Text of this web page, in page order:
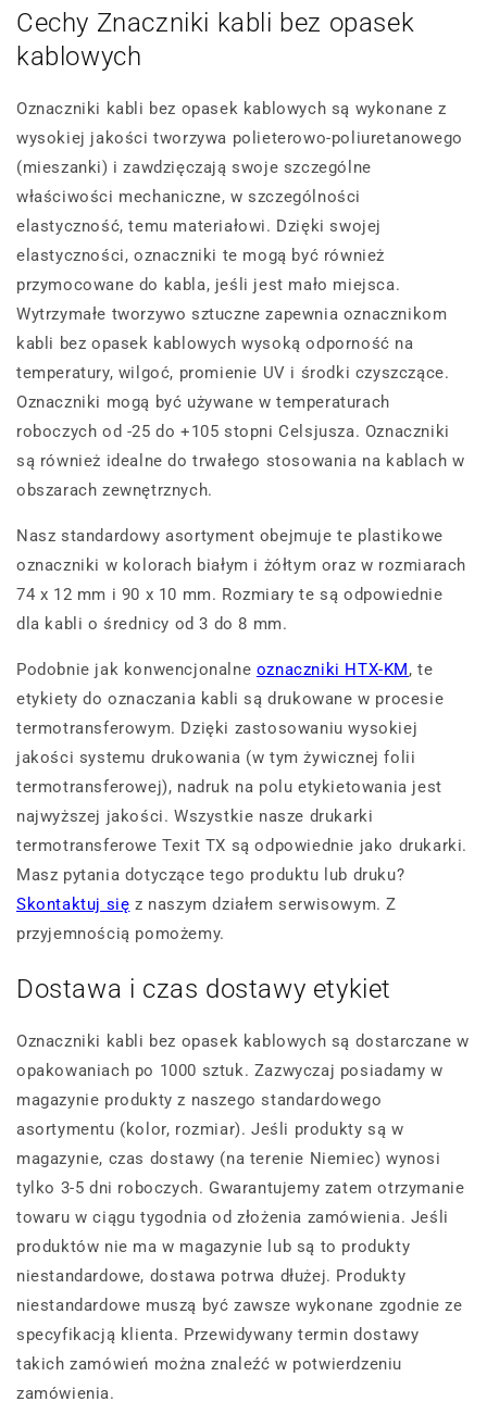
Cechy Znaczniki kabli bez opasek
kablowych
Oznaczniki kabli bez opasek kablowych są wykonane z
wysokiej jakości tworzywa polieterowo-poliuretanowego
(mieszanki) i zawdzięczają swoje szczególne
właściwości mechaniczne, w szczególności
elastyczność, temu materiałowi. Dzięki swojej
elastyczności, oznaczniki te mogą być również
przymocowane do kabla, jeśli jest mało miejsca.
Wytrzymałe tworzywo sztuczne zapewnia oznacznikom
kabli bez opasek kablowych wysoką odporność na
temperatury, wilgoć, promienie UV i środki czyszczące.
Oznaczniki mogą być używane w temperaturach
roboczych od -25 do +105 stopni Celsjusza. Oznaczniki
są również idealne do trwałego stosowania na kablach w
obszarach zewnętrznych.
Nasz standardowy asortyment obejmuje te plastikowe
oznaczniki w kolorach białym i żółtym oraz w rozmiarach
74 x 12 mm i 90 x 10 mm. Rozmiary te są odpowiednie
dla kabli o średnicy od 3 do 8 mm.
Podobnie jak konwencjonalne oznaczniki HTX-KM, te
etykiety do oznaczania kabli są drukowane w procesie
termotransferowym. Dzięki zastosowaniu wysokiej
jakości systemu drukowania (w tym żywicznej folii
termotransferowej), nadruk na polu etykietowania jest
najwyższej jakości. Wszystkie nasze drukarki
termotransferowe Texit TX są odpowiednie jako drukarki.
Masz pytania dotyczące tego produktu lub druku?
Skontaktuj się z naszym działem serwisowym. Z
przyjemnością pomożemy.
Dostawa i czas dostawy etykiet
Oznaczniki kabli bez opasek kablowych są dostarczane w
opakowaniach po 1000 sztuk. Zazwyczaj posiadamy w
magazynie produkty z naszego standardowego
asortymentu (kolor, rozmiar). Jeśli produkty są w
magazynie, czas dostawy (na terenie Niemiec) wynosi
tylko 3-5 dni roboczych. Gwarantujemy zatem otrzymanie
towaru w ciągu tygodnia od złożenia zamówienia. Jeśli
produktów nie ma w magazynie lub są to produkty
niestandardowe, dostawa potrwa dłużej. Produkty
niestandardowe muszą być zawsze wykonane zgodnie ze
specyfikacją klienta. Przewidywany termin dostawy
takich zamówień można znaleźć w potwierdzeniu
zamówienia.